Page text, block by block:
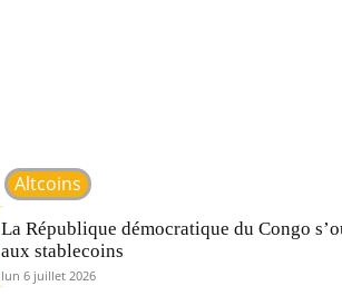
Altcoins
La République démocratique du Congo
aux stablecoins
lun 6 juillet 2026